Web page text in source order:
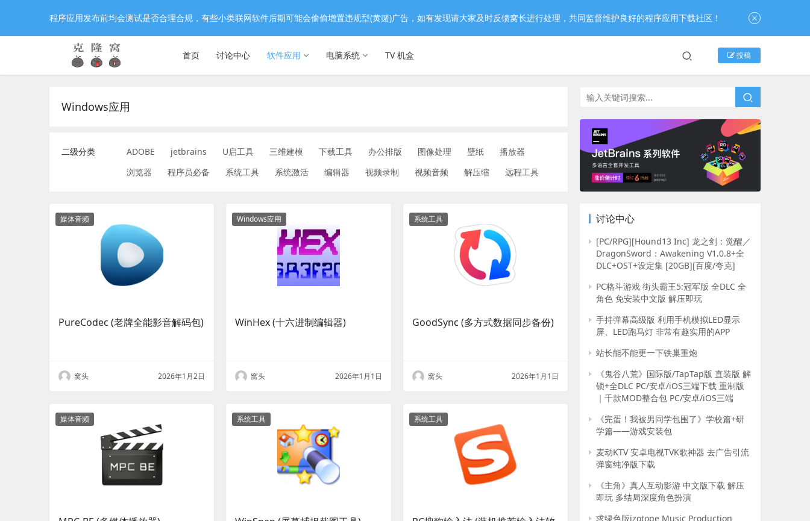
首页 讨论中心 软件应用 电脑系统 TV 机盒 投稿
Windows应用
二级分类 ADOBE jetbrains U启工具 三维建模 下载工具 办公排版 图像处理 壁纸
播放器
浏览器
程序员必备 系统工具 系统激活 编辑器 视频录制 视频音频 解压缩
远程工具
媒体音频
PureCodec (老牌全能影音解码包)
窝头 2026年1月2日
Windows应用
WinHex (十六进制编辑器)
窝头 2026年1月1日
系统工具
GoodSync (多方式数据同步备份)
窝头 2026年1月1日
媒体音频 系统工具 系统工具
讨论中心
[PC/RPG][Hound13 Inc] 龙之剑：觉醒／
DragonSword：Awakening V1.0.8+全
DLC+OST+设定集 [20GB][百度/夸克]
PC格斗游戏 街头霸王5:冠军版 全DLC 全
角色 免安装中文版 解压即玩
手持弹幕高级版 利用手机模拟LED显示
屏、LED跑马灯 非常有趣实用的APP
站长能不能更一下铁巢重炮
《鬼谷八荒》国际版/TapTap版 直装版 解
锁+全DLC PC/安卓/iOS三端下载 重制版
｜千款MOD整合包 PC/安卓/iOS三端
《完蛋！我被男同学包围了》学校篇+研
学篇——游戏安装包
麦动KTV 安卓电视TVK歌神器 去广告引流
弹窗纯净版下载
《主角》真人互动影游 中文版下载 解压
即玩 多结局深度角色扮演
求绿色版izotope Music Production
程序应用发布前均会测试是否合理合规，有些小类联网软件后期可能会偷偷增置违规型(黄赌)广告，如有发现请大家及时反馈窝长进行处理，共同监督维护良好的程序应用下载社区！